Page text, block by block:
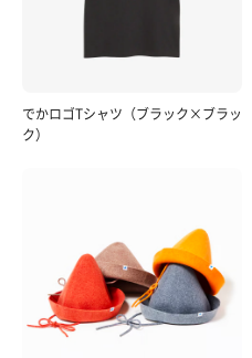
でかロゴTシャツ（ブラック×ブラッ
ク）